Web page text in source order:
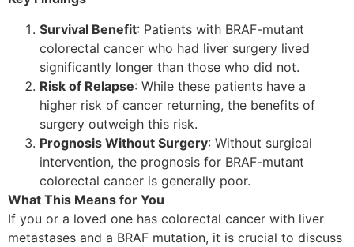
Survival Benefit: Patients with BRAF-mutant
colorectal cancer who had liver surgery lived
significantly longer than those who did not.
Risk of Relapse: While these patients have a
higher risk of cancer returning, the benefits of
surgery outweigh this risk.
Prognosis Without Surgery: Without surgical
intervention, the prognosis for BRAF-mutant
colorectal cancer is generally poor.
What This Means for You
If you or a loved one has colorectal cancer with liver
metastases and a BRAF mutation, it is crucial to discuss